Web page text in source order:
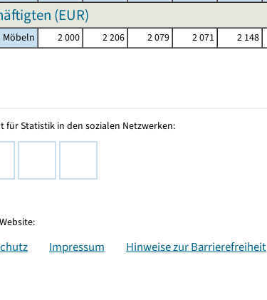
(EUR)
Möbeln 2 000 2 206 2 079 2 071 2 148
für Statistik in den sozialen Netzwerken:
Impressum Hinweise zur Barrierefreiheit